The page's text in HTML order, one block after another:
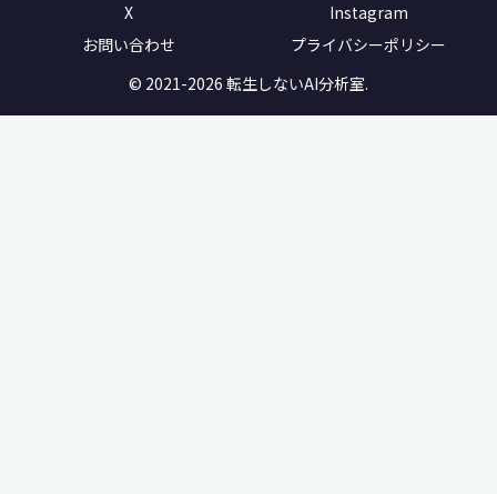
X
Instagram
お問い合わせ
プライバシーポリシー
© 2021-2026 転生しないAI分析室.